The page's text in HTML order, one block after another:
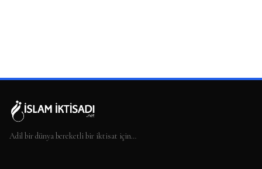
Adil bir dünya bereketli bir iktisat için…